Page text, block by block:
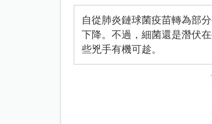
自從肺炎鏈球菌疫苗轉為部
下降。不過，細菌還是潛伏
些兇手有機可趁。